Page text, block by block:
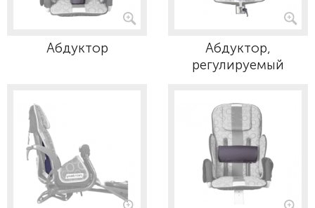
Абдуктор
Абдуктор,
регулируемый